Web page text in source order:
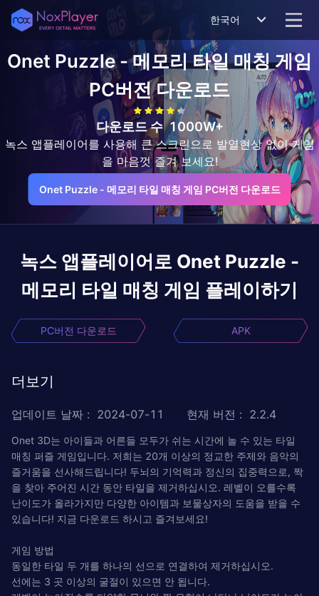
한국어
Onet Puzzle - 메모리 타일 매칭 게임
PC버전 다운로드
다운로드 수 1000W+
녹스 앱플레이어를 사용해 큰 스크린으로 발열현상 없이 게임
을 마음껏 즐겨 보세요!
Onet Puzzle - 메모리 타일 매칭 게임 PC버전 다운로드
녹스 앱플레이어로 Onet Puzzle -
메모리 타일 매칭 게임 플레이하기
PC버전 다운로드 APK
더보기
업데이트 날짜 : 2024-07-11 현재 버전 : 2.2.4
Onet 3D는 아이들과 어른들 모두가 쉬는 시간에 놀 수 있는 타일
매칭 퍼즐 게임입니다. 저희는 20개 이상의 정교한 주제와 음악의
즐거움을 선사해드립니다! 두뇌의 기억력과 정신의 집중력으로, 짝
을 찾아 주어진 시간 동안 타일을 제거하십시오. 레벨이 오를수록
난이도가 올라가지만 다양한 아이템과 보물상자의 도움을 받을 수
있습니다! 지금 다운로드 하시고 즐겨보세요!
게임 방법
동일한 타일 두 개를 하나의 선으로 연결하여 제거하십시오.
선에는 3 곳 이상의 굴절이 있으면 안 됩니다.